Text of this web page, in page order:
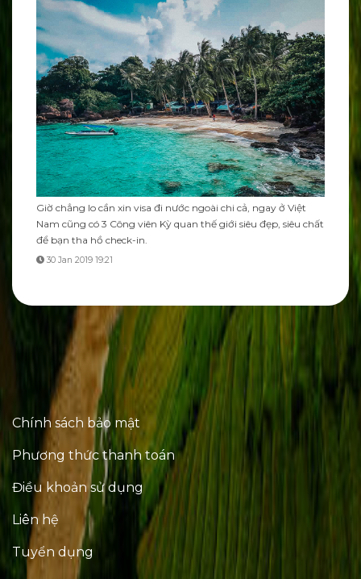
Giờ chẳng lo cần xin visa đi nước ngoài chi cả, ngay ở Việt
Nam cũng có 3 Công viên Kỳ quan thế giới siêu đẹp, siêu chất
để bạn tha hồ check-in.
30 Jan 2019 19:21
Chính sách bảo mật
Phương thức thanh toán
Điều khoản sử dụng
Liên hệ
Tuyển dụng